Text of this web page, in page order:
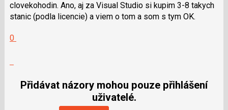
clovekohodin. Ano, aj za Visual Studio si kupim 3-8 takych
stanic (podla licencie) a viem o tom a som s tym OK.
0
jako
Přidávat názory mohou pouze přihlášení
uživatelé.